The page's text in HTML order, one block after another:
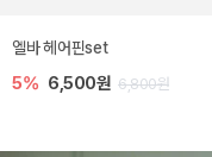
엘바 헤어핀set
5% 6,500원 6,800원